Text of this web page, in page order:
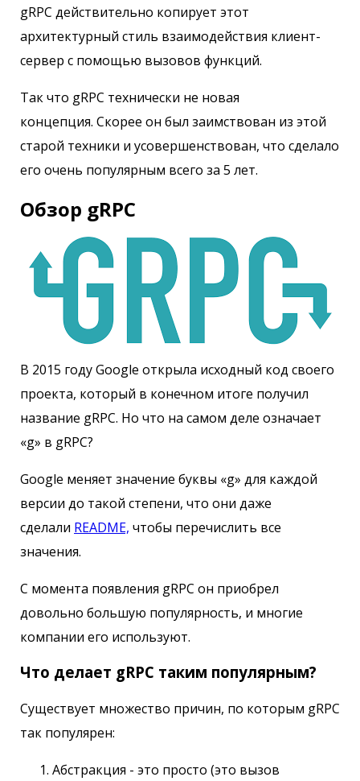
gRPC действительно копирует этот
архитектурный стиль взаимодействия клиент-
сервер с помощью вызовов функций.
Так что gRPC технически не новая
концепция. Скорее он был заимствован из этой
старой техники и усовершенствован, что сделало
его очень популярным всего за 5 лет.
Обзор gRPC
В 2015 году Google открыла исходный код своего
проекта, который в конечном итоге получил
название gRPC. Но что на самом деле означает
«g» в gRPC?
Google меняет значение буквы «g» для каждой
версии до такой степени, что они даже
сделали README, чтобы перечислить все
значения.
С момента появления gRPC он приобрел
довольно большую популярность, и многие
компании его используют.
Что делает gRPC таким популярным?
Существует множество причин, по которым gRPC
так популярен:
Абстракция - это просто (это вызов